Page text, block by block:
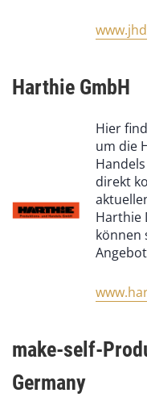
Harthie GmbH
Hier
um die
direkt
Harthie
können
make-self-
Germany